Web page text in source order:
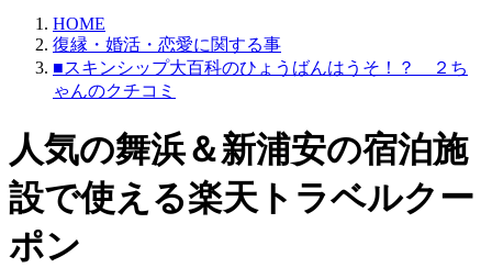
HOME
復縁・婚活・恋愛に関する事
■スキンシップ大百科のひょうばんはうそ！？ ２ち
ゃんのクチコミ
人気の舞浜＆新浦安の宿泊施
設で使える楽天トラベルクー
ポン